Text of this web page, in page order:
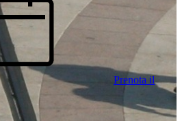
Prenota il